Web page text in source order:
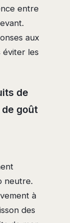
entre
aux
éviter les
de
goût
neutre.
à
des